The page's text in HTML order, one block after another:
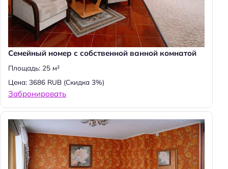
Cемейный номер с собственной ванной комнатой
Площадь: 25 м²
Цена: 3686 RUB (Скидка 3%)
Забронировать